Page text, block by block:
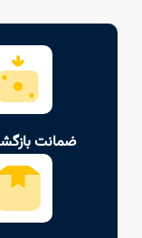
ضمانت